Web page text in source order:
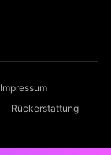
Impressum
Rückerstattung